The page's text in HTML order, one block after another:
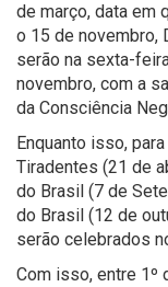
de março, data em
o 15 de novembro,
serão na sexta-
novembro, com a
da Consciência
Enquanto isso,
Tiradentes (21 de
do Brasil (7 de
do Brasil (12 de
serão celebrados
Com isso, entre 1º